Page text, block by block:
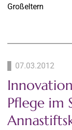
Großeltern
07.03.2012
Pflege im